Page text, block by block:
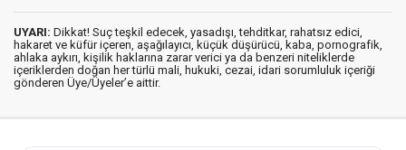
UYARI: Dikkat! Suç teşkil edecek, yasadışı, tehditkar, rahatsız edici,
hakaret ve küfür içeren, aşağılayıcı, küçük düşürücü, kaba, pornografik,
ahlaka aykırı, kişilik haklarına zarar verici ya da benzeri niteliklerde
içeriklerden doğan her türlü mali, hukuki, cezai, idari sorumluluk içeriği
gönderen Üye/Üyeler’e aittir.